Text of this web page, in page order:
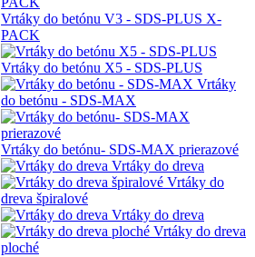
Vrtáky do betónu V3 - SDS-PLUS X-
PACK
Vrtáky do betónu X5 - SDS-PLUS
Vrtáky
do betónu - SDS-MAX
Vrtáky do betónu- SDS-MAX prierazové
Vrtáky do dreva
Vrtáky do
dreva špiralové
Vrtáky do dreva
Vrtáky do dreva
ploché